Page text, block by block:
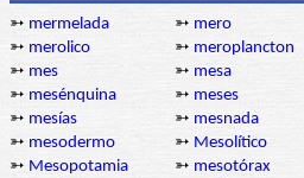
➳ mermelada ➳ mero
➳ merolico ➳ meroplancton
➳ mes ➳ mesa
➳ mesénquina ➳ meses
➳ mesías ➳ mesnada
➳ mesodermo ➳ Mesolítico
➳ Mesopotamia ➳ mesotórax